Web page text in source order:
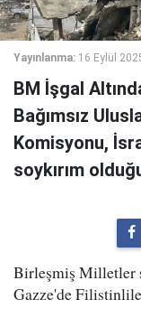
Yayınlanma: 16 Eylül
BM İşgal
Bağımsız
Komisyonu,
soykırım
Birleşmiş Milletler
Gazze'de